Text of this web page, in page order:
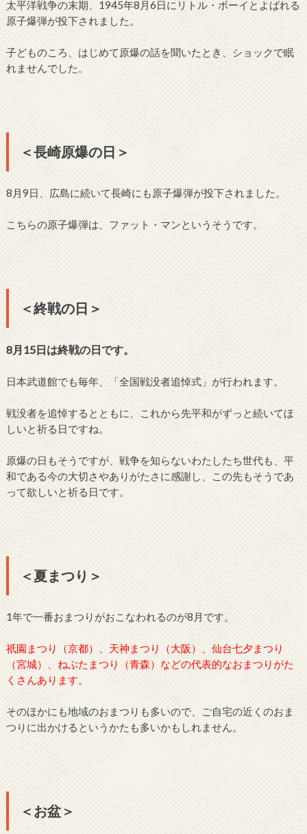
太平洋戦争の末期、1945年8月6日にリトル・ボーイとよばれる
原子爆弾が投下されました。
子どものころ、はじめて原爆の話を聞いたとき、ショックで眠
れませんでした。
＜長崎原爆の日＞
8月9日、広島に続いて長崎にも原子爆弾が投下されました。
こちらの原子爆弾は、ファット・マンというそうです。
＜終戦の日＞
8月15日は終戦の日です。
日本武道館でも毎年、「全国戦没者追悼式」が行われます。
戦没者を追悼するとともに、これから先平和がずっと続いてほ
しいと祈る日ですね。
原爆の日もそうですが、戦争を知らないわたしたち世代も、平
和である今の大切さやありがたさに感謝し、この先もそうであ
って欲しいと祈る日です。
＜夏まつり＞
1年で一番おまつりがおこなわれるのが8月です。
祇園まつり（京都）、天神まつり（大阪）、仙台七夕まつり
（宮城）、ねぶたまつり（青森）などの代表的なおまつりがた
くさんあります。
そのほかにも地域のおまつりも多いので、ご自宅の近くのおま
つりに出かけるというかたも多いかもしれません。
＜お盆＞